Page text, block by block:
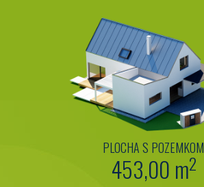
PLOCHA S POZEMKOM
453,00 m2